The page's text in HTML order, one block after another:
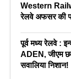
Western
रेलवे अफसर की
पूर्व मध्य रेलवे :
ADEN, जीएम
सवालिया निशान!